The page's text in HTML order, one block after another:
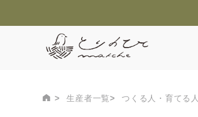
生産者一覧 つくる人・育てる人